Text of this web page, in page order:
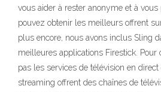
vous aider à rester anonyme et à
pouvez obtenir les meilleurs offrent
plus encore, nous avons inclus Sling
meilleures applications Firestick. Pour
pas les services de télévision en
streaming offrent des chaînes de